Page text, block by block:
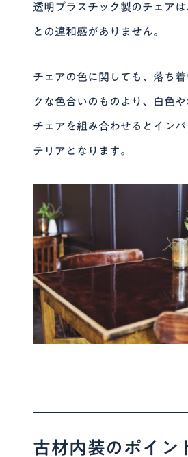
透明プラスチック製のチェア
との違和感がありません。
チェアの色に関しても、落ち
クな色合いのものより、白色
チェアを組み合わせるとイン
テリアとなります。
古材内装のポイン